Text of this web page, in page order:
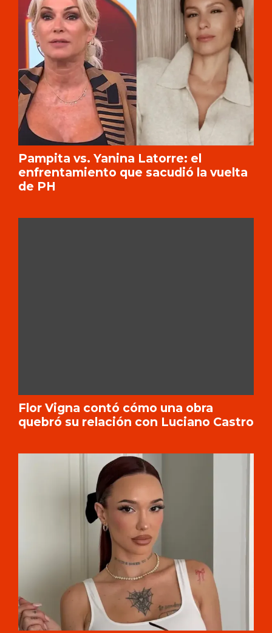
Pampita vs. Yanina Latorre: el
enfrentamiento que sacudió la vuelta
de PH
Flor Vigna contó cómo una obra
quebró su relación con Luciano Castro